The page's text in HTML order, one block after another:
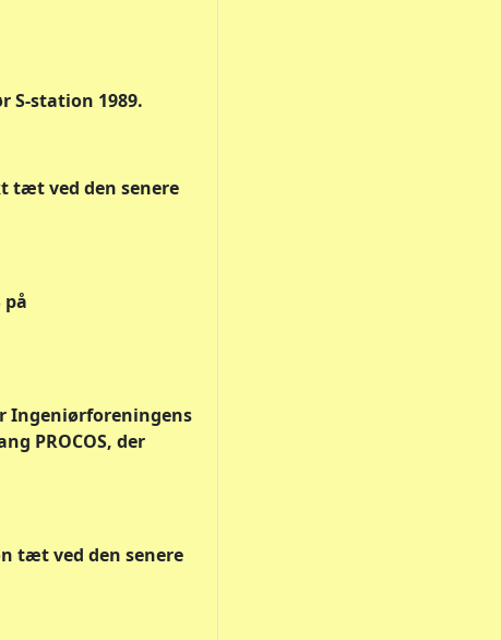
S-station 1989.
tæt ved den senere
på
Ingeniørforeningens
PROCOS, der
tæt ved den senere